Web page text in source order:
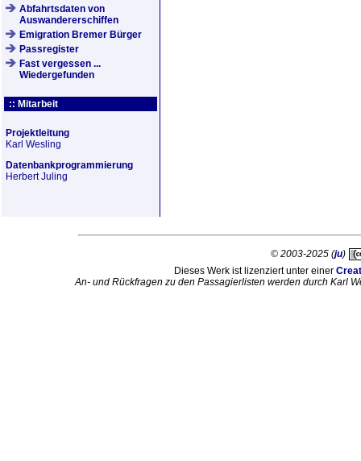
Abfahrtsdaten von
Auswandererschiffen
Emigration Bremer Bürger
Passregister
Fast vergessen ...
Wiedergefunden
:: Mitarbeit
Projektleitung
Karl Wesling
Datenbankprogrammierung
Herbert Juling
© 2003-2025 (ju)
Dieses Werk ist lizenziert unter einer
An- und Rückfragen zu den Passagierlisten werden durch Karl